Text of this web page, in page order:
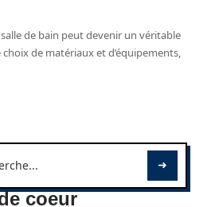
de bain peut devenir un véritable
de matériaux et d’équipements,
coeur